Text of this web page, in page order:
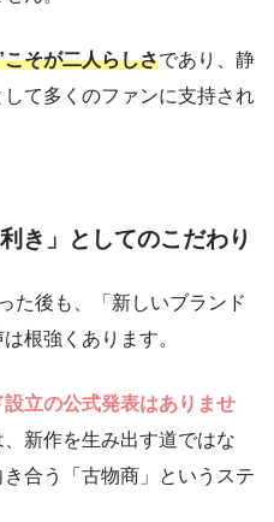
そが二人らしさであり、静
て多くのファンに支持され
き」としてのこだわり
た後も、「新しいブランド
根強くあります。
立の公式発表はありませ
新作を生み出す道ではな
合う「古物商」というステ